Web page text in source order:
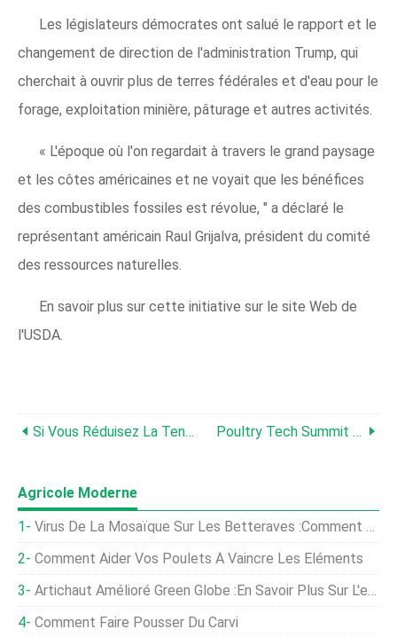
Les législateurs démocrates ont salué le rapport et le
changement de direction de l'administration Trump, qui
cherchait à ouvrir plus de terres fédérales et d'eau pour le
forage, exploitation minière, pâturage et autres activités.
« L'époque où l'on regardait à travers le grand paysage
et les côtes américaines et ne voyait que les bénéfices
des combustibles fossiles est révolue, " a déclaré le
représentant américain Raul Grijalva, président du comité
des ressources naturelles.
En savoir plus sur cette initiative sur le site Web de
l'USDA.
Si Vous Réduisez La Teneur En Tourteau De Soja De Votre Aliment De Démarrage, Attention À Quoi Vous Le Remplacez ! Poultry Tech Summit Prolonge La Date Limite De Soumission Des Présentations
Agricole Moderne
Virus De La Mosaïque Sur Les Betteraves :comment Prévenir Le Virus De La Mosaïque De La Betterave
Comment Aider Vos Poulets À Vaincre Les Éléments
Artichaut Amélioré Green Globe :En Savoir Plus Sur L'entretien Des Artichauts Green Globe
Comment Faire Pousser Du Carvi